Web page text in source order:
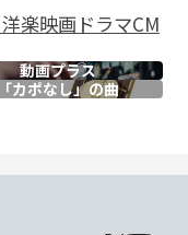
洋楽映画ドラマCM
動画プラス
「カポなし」の曲